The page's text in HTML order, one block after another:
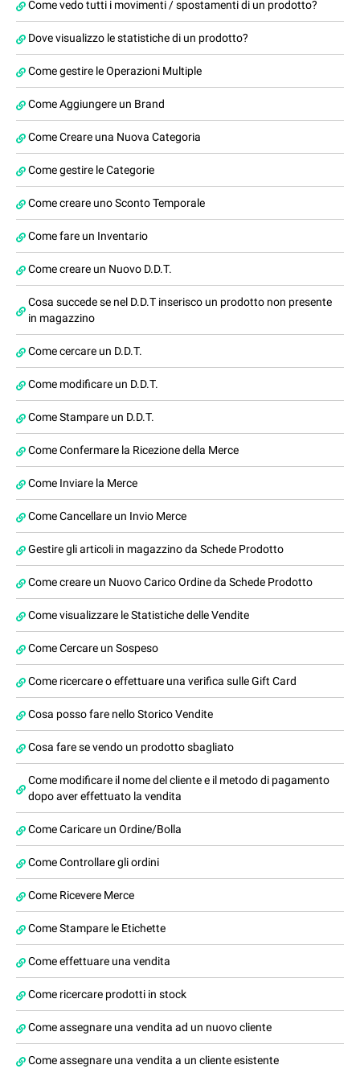
Come vedo tutti i movimenti / spostamenti di un prodotto?
Dove visualizzo le statistiche di un prodotto?
Come gestire le Operazioni Multiple
Come Aggiungere un Brand
Come Creare una Nuova Categoria
Come gestire le Categorie
Come creare uno Sconto Temporale
Come fare un Inventario
Come creare un Nuovo D.D.T.
Cosa succede se nel D.D.T inserisco un prodotto non presente
in magazzino
Come cercare un D.D.T.
Come modificare un D.D.T.
Come Stampare un D.D.T.
Come Confermare la Ricezione della Merce
Come Inviare la Merce
Come Cancellare un Invio Merce
Gestire gli articoli in magazzino da Schede Prodotto
Come creare un Nuovo Carico Ordine da Schede Prodotto
Come visualizzare le Statistiche delle Vendite
Come Cercare un Sospeso
Come ricercare o effettuare una verifica sulle Gift Card
Cosa posso fare nello Storico Vendite
Cosa fare se vendo un prodotto sbagliato
Come modificare il nome del cliente e il metodo di pagamento
dopo aver effettuato la vendita
Come Caricare un Ordine/Bolla
Come Controllare gli ordini
Come Ricevere Merce
Come Stampare le Etichette
Come effettuare una vendita
Come ricercare prodotti in stock
Come assegnare una vendita ad un nuovo cliente
Come assegnare una vendita a un cliente esistente